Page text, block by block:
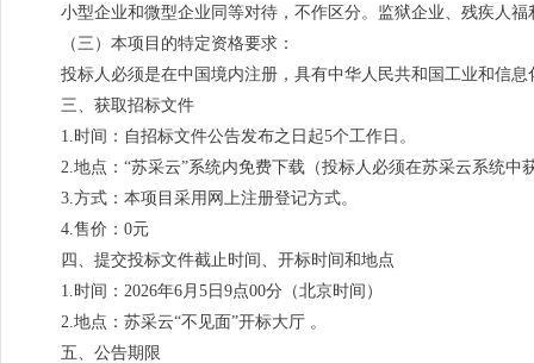
小型企业和微型企业同等对待，不作区分。监狱企业、残疾人
（三）本项目的特定资格要求：
投标人必须是在中国境内注册，具有中华人民共和国工业和信
三、获取招标文件
1.时间：自招标文件公告发布之日起5个工作日。
2.地点：“苏采云”系统内免费下载（投标人必须在苏采云系统中
3.方式：本项目采用网上注册登记方式。
4.售价：0元
四、提交投标文件截止时间、开标时间和地点
1.时间：2026年6月5日9点00分（北京时间）
2.地点：苏采云“不见面”开标大厅 。
五、公告期限